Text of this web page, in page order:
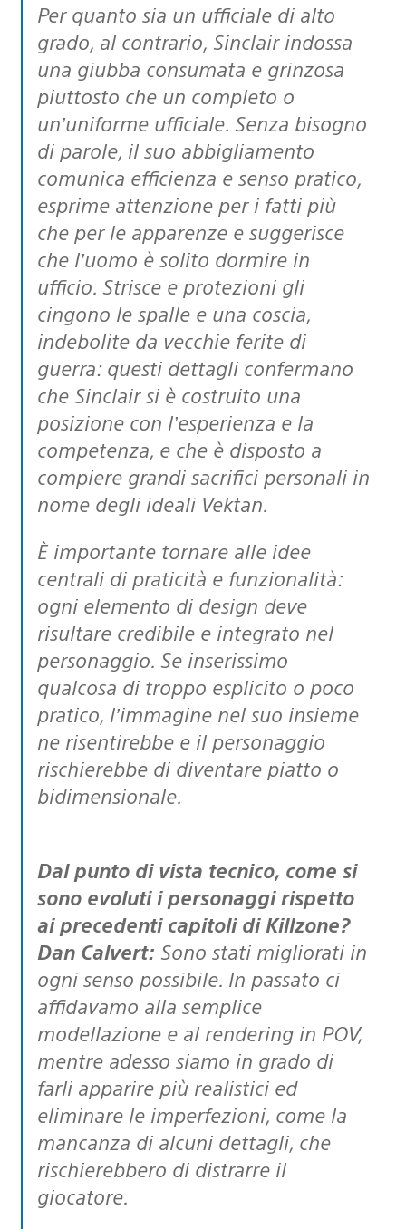
Per quanto sia un ufficiale di alto
grado, al contrario, Sinclair indossa
una giubba consumata e grinzosa
piuttosto che un completo o
un’uniforme ufficiale. Senza bisogno
di parole, il suo abbigliamento
comunica efficienza e senso pratico,
esprime attenzione per i fatti più
che per le apparenze e suggerisce
che l’uomo è solito dormire in
ufficio. Strisce e protezioni gli
cingono le spalle e una coscia,
indebolite da vecchie ferite di
guerra: questi dettagli confermano
che Sinclair si è costruito una
posizione con l’esperienza e la
competenza, e che è disposto a
compiere grandi sacrifici personali in
nome degli ideali Vektan.
È importante tornare alle idee
centrali di praticità e funzionalità:
ogni elemento di design deve
risultare credibile e integrato nel
personaggio. Se inserissimo
qualcosa di troppo esplicito o poco
pratico, l’immagine nel suo insieme
ne risentirebbe e il personaggio
rischierebbe di diventare piatto o
bidimensionale.
Dal punto di vista tecnico, come si
sono evoluti i personaggi rispetto
ai precedenti capitoli di Killzone?
Dan Calvert: Sono stati migliorati in
ogni senso possibile. In passato ci
affidavamo alla semplice
modellazione e al rendering in POV,
mentre adesso siamo in grado di
farli apparire più realistici ed
eliminare le imperfezioni, come la
mancanza di alcuni dettagli, che
rischierebbero di distrarre il
giocatore.